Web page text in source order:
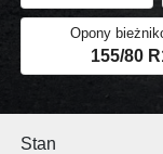
Opony
155/80
Stan